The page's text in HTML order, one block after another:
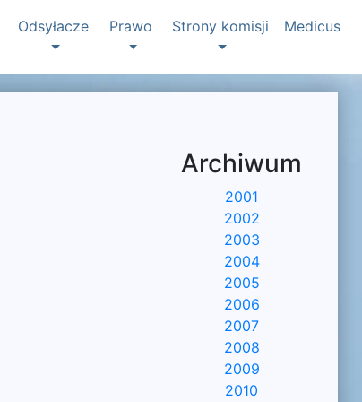
Odsyłacze Prawo Strony komisji Medicus
Archiwum
2001
2002
2003
2004
2005
2006
2007
2008
2009
2010